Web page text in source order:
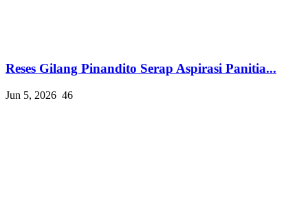
Reses Gilang Pinandito Serap Aspirasi Panitia...
Jun 5, 2026 46